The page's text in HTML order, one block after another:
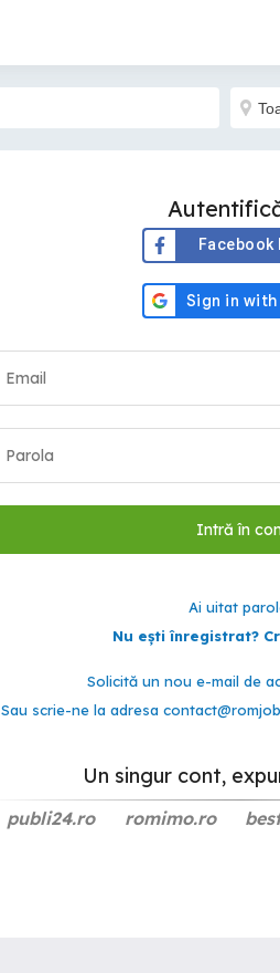
Facebook
Ai uitat
Nu ești înregistrat?
Solicită un nou e-mail de
Sau scrie-ne la adresa
Un singur cont,
publi24.ro romimo.ro